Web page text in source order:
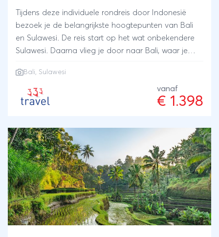
indrukwekkende rijstvelden, lokale dorpjes,
verscholen baaien, mystieke tempels en heerlijke
stranden.
Tijdens deze individuele rondreis door Indonesië
bezoek je de belangrijkste hoogtepunten van Bali
en Sulawesi. De reis start op het wat onbekendere
Sulawesi. Daarna vlieg je door naar Bali, waar je
slapende vulkanen kunt zien.
Bali, Sulawesi
vanaf
€ 1.398